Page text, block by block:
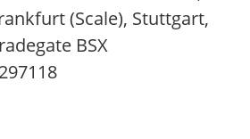
(Scale), Stuttgart,
BSX